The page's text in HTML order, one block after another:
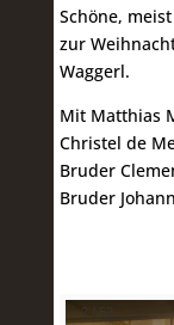
Schöne,
zur
Waggerl.
Mit Matthias
Christel de
Bruder
Bruder
2 / 52